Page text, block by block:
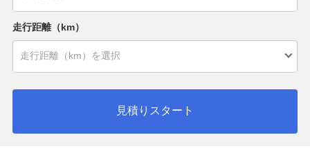
走行距離（km）
見積りスタート